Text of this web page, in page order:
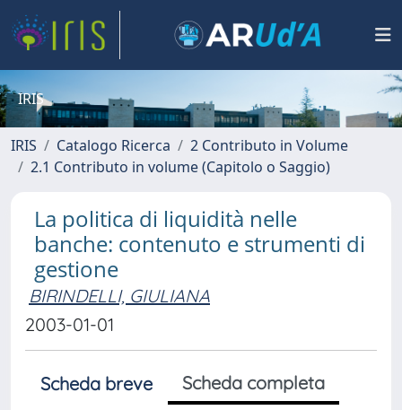
IRIS
IRIS Catalogo Ricerca
2 Contributo in Volume
2.1 Contributo in volume (Capitolo o Saggio)
La politica di liquidità nelle
banche: contenuto e strumenti di
gestione
BIRINDELLI, GIULIANA
2003-01-01
Scheda breve
Scheda completa